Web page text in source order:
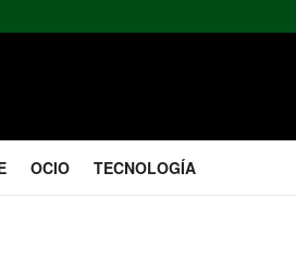
OCIO TECNOLOGÍA